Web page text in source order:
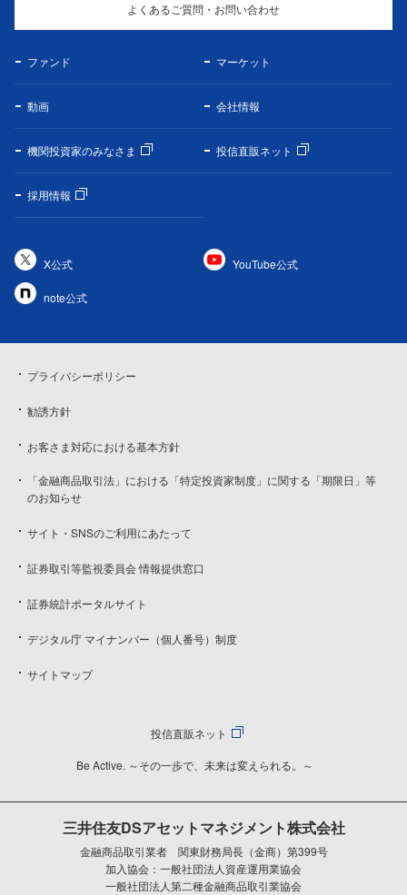
よくあるご質問・お問い合わせ
ファンド マーケット
動画 会社情報
機関投資家のみなさま 投信直販ネット
採用情報
X公式 YouTube公式
note公式
プライバシーポリシー
勧誘方針
お客さま対応における基本方針
「金融商品取引法」における「特定投資家制度」に関する「期限日」等
のお知らせ
サイト・SNSのご利用にあたって
証券取引等監視委員会 情報提供窓口
証券統計ポータルサイト
デジタル庁 マイナンバー（個人番号）制度
サイトマップ
投信直販ネット
Be Active. ～その一歩で、未来は変えられる。～
三井住友DSアセットマネジメント株式会社
金融商品取引業者 関東財務局長（金商）第399号
加入協会：一般社団法人資産運用業協会
一般社団法人第二種金融商品取引業協会